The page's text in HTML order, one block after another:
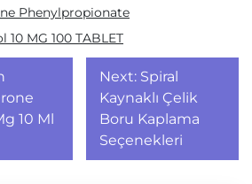
Phenylpropionate
MG 100 TABLET
10 Ml
Next: Spiral
Kaynaklı Çelik
Boru Kaplama
Seçenekleri